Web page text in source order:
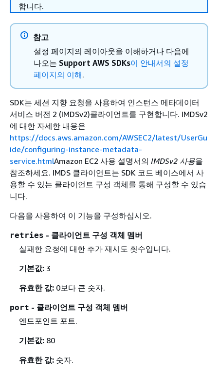
합니다.
참고
설정 페이지의 레이아웃을 이해하거나 다음에
나오는 Support AWS SDKs이 안내서의 설정
페이지의 이해.
SDK는 세션 지향 요청을 사용하여 인스턴스 메타데이터
서비스 버전 2 (IMDSv2)클라이언트를 구현합니다. IMDSv2
에 대한 자세한 내용은
https://docs.aws.amazon.com/AWSEC2/latest/UserGu
ide/configuring-instance-metadata-
service.htmlAmazon EC2 사용 설명서의 IMDSv2 사용을
참조하세요. IMDS 클라이언트는 SDK 코드 베이스에서 사
용할 수 있는 클라이언트 구성 객체를 통해 구성할 수 있습
니다.
다음을 사용하여 이 기능을 구성하십시오.
retries - 클라이언트 구성 객체 멤버
실패한 요청에 대한 추가 재시도 횟수입니다.
기본값:3
유효한 값:0보다 큰 숫자.
port - 클라이언트 구성 객체 멤버
엔드포인트 포트.
기본값:80
유효한 값:숫자.